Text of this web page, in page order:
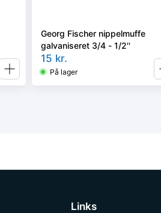
Georg Fischer nippelmuffe
galvaniseret 3/4 - 1/2''
15 kr.
På lager
Links